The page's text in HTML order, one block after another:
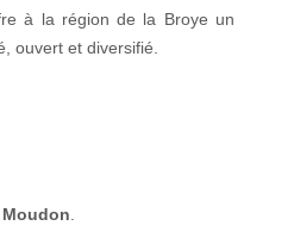
à la région de la Broye un
ouvert et diversifié.
Moudon